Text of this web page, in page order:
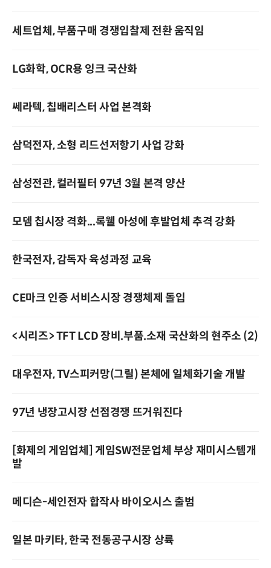
세트업체, 부품구매 경쟁입찰제 전환 움직임
LG화학, OCR용 잉크 국산화
쎄라텍, 칩배리스터 사업 본격화
삼덕전자, 소형 리드선저항기 사업 강화
삼성전관, 컬러필터 97년 3월 본격 양산
모뎀 칩시장 격화...록웰 아성에 후발업체 추격 강화
한국전자, 감독자 육성과정 교육
CE마크 인증 서비스시장 경쟁체제 돌입
<시리즈> TFT LCD 장비.부품.소재 국산화의 현주소 (2)
대우전자, TV스피커망(그릴) 본체에 일체화기술 개발
97년 냉장고시장 선점경쟁 뜨거워진다
[화제의 게임업체] 게임SW전문업체 부상 재미시스템개
발
메디슨-세인전자 합작사 바이오시스 출범
일본 마키타, 한국 전동공구시장 상륙